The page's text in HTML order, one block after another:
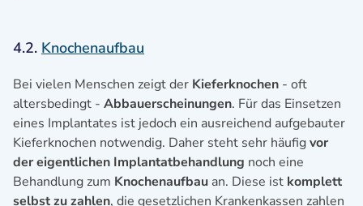
4.2. Knochenaufbau
Bei vielen Menschen zeigt der Kieferknochen - oft
altersbedingt - Abbauerscheinungen. Für das Einsetzen
eines Implantates ist jedoch ein ausreichend aufgebauter
Kieferknochen notwendig. Daher steht sehr häufigvor
der eigentlichen Implantatbehandlung noch eine
Behandlung zum Knochenaufbau an. Diese ist komplett
selbst zu zahlen, die gesetzlichen Krankenkassen zahlen